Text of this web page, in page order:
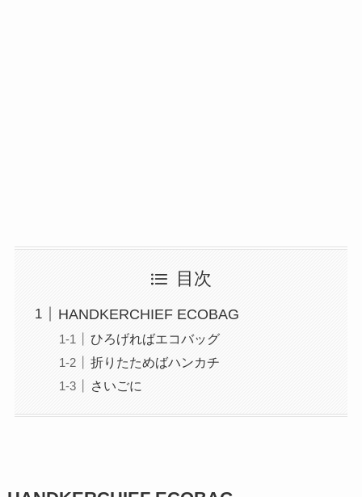
目次
HANDKERCHIEF ECOBAG
ひろげればエコバッグ
折りたためばハンカチ
さいごに